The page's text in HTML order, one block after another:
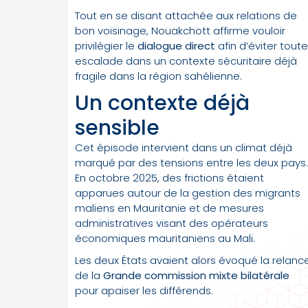
Tout en se disant attachée aux relations de
bon voisinage, Nouakchott affirme vouloir
privilégier le dialogue direct afin d’éviter toute
escalade dans un contexte sécuritaire déjà
fragile dans la région sahélienne.
Un contexte déjà
sensible
Cet épisode intervient dans un climat déjà
marqué par des tensions entre les deux pays.
En octobre 2025, des frictions étaient
apparues autour de la gestion des migrants
maliens en Mauritanie et de mesures
administratives visant des opérateurs
économiques mauritaniens au Mali.
Les deux États avaient alors évoqué la
de la Grande commission mixte bilatérale
pour apaiser les différends.